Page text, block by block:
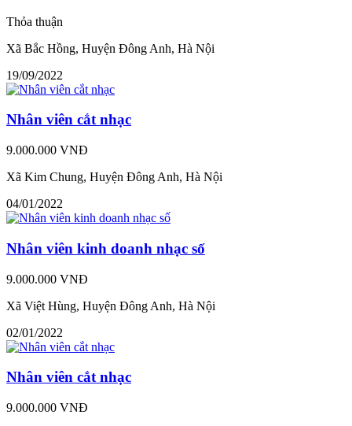
Thỏa thuận
Xã Bắc Hồng, Huyện Đông Anh, Hà Nội
19/09/2022
Nhân viên cắt nhạc
9.000.000 VNĐ
Xã Kim Chung, Huyện Đông Anh, Hà Nội
04/01/2022
Nhân viên kinh doanh nhạc số
9.000.000 VNĐ
Xã Việt Hùng, Huyện Đông Anh, Hà Nội
02/01/2022
Nhân viên cắt nhạc
9.000.000 VNĐ